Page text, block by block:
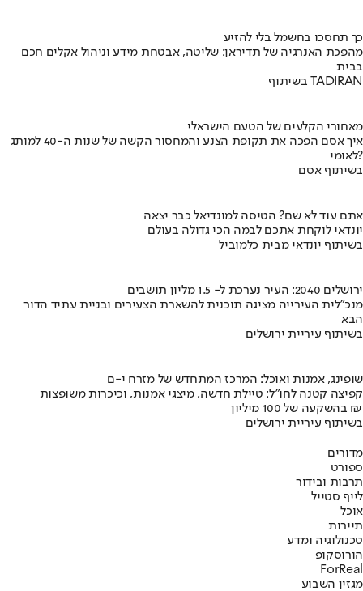
כך תחסכו בחשמל בלי להזיע
מהפכת האנרגיה של תדיראן: שליטה, אבטחת מידע וניהול אקלים חכם
בבית
בשיתוף TADIRAN
מאחורי הקלעים של הטעם הישראלי
איך אסם הפכה את תקופת הצנע והמחסור הקשה של שנות ה-40 למותג
לאומי?
בשיתוף אסם
אתם עוד לא שם? הטיסה למונדיאל כבר יצאה
יונדאי לוקחת אתכם לבמה הכי גדולה בעולם
בשיתוף יונדאי מבית כלמוביל
ירושלים 2040: העיר נערכת ל- 1.5 מליון תושבים
מנכ"לית העירייה מציגה תוכנית להשארת הצעירים ובניית עתיד הדור
הבא
בשיתוף עיריית ירושלים
שופינג, אמנות ואוכל: המרכז המתחדש של מזרח י-ם
קפיצה קטנה לחו"ל: טיילת חדשה, מיצגי אמנות, וכיכרות משופצות
בהשקעה של 100 מיליון ₪
בשיתוף עיריית ירושלים
מדורים
ספורט
תרבות ובידור
לייף סטייל
אוכל
תיירות
טכנולוגיה ומדע
הורוסקופ
ForReal
מגזין השבוע